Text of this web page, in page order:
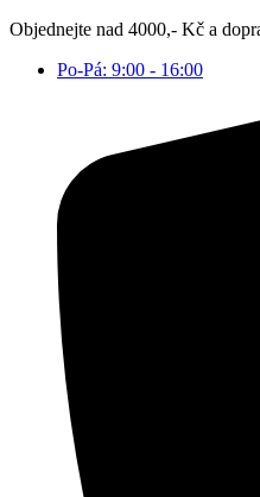
Přejít
obsahu
Objednejte nad 4000,- Kč a
Po-Pá: 9:00 - 16:00